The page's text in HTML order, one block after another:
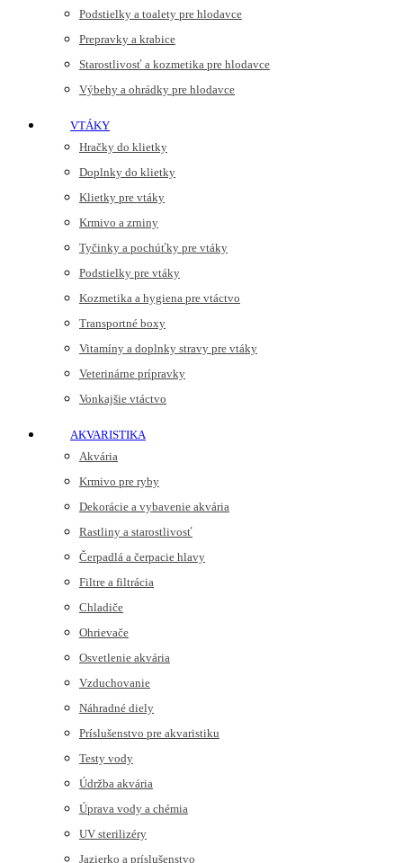
Podstielky a toalety pre hlodavce
Prepravky a krabice
Starostlivosť a kozmetika pre hlodavce
Výbehy a ohrádky pre hlodavce
VTÁKY
Hračky do klietky
Doplnky do klietky
Klietky pre vtáky
Krmivo a zrniny
Tyčinky a pochúťky pre vtáky
Podstielky pre vtáky
Kozmetika a hygiena pre vtáctvo
Transportné boxy
Vitamíny a doplnky stravy pre vtáky
Veterinárne prípravky
Vonkajšie vtáctvo
AKVARISTIKA
Akvária
Krmivo pre ryby
Dekorácie a vybavenie akvária
Rastliny a starostlivosť
Čerpadlá a čerpacie hlavy
Filtre a filtrácia
Chladiče
Ohrievače
Osvetlenie akvária
Vzduchovanie
Náhradné diely
Príslušenstvo pre akvaristiku
Testy vody
Údržba akvária
Úprava vody a chémia
UV sterilizéry
Jazierko a príslušenstvo